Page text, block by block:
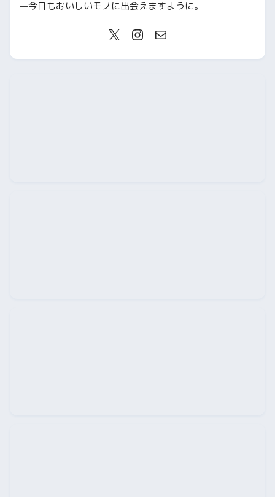
—今日もおいしいモノに出会えますように。